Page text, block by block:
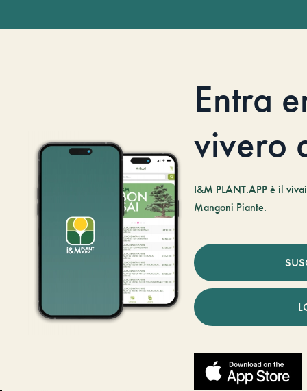
Entra
vivero
I&M PLANT.APP è il
Mangoni Piante.